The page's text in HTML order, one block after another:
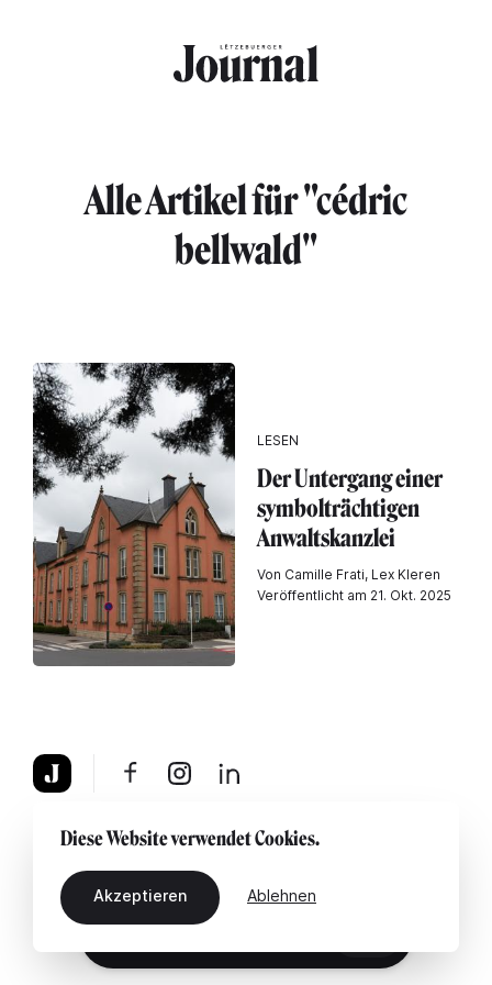
Alle Artikel für "cédric
bellwald"
LESEN
Der Untergang einer
symbolträchtigen
Anwaltskanzlei
Von Camille Frati, Lex Kleren
Veröffentlicht am 21. Okt. 2025
Über uns Rechtshinweis Kontaktiere uns
Diese Website verwendet Cookies.
Akzeptieren Ablehnen